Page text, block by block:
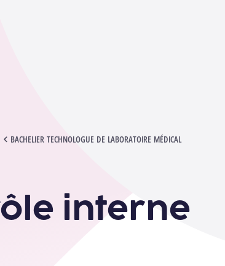
BACHELIER TECHNOLOGUE DE LABORATOIRE MÉDICAL
interne